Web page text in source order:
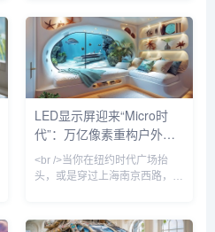
据，全球LED显示屏市场规模预
计达到120亿美元，同比增长
12%，其中中国市场占比超过
65%。但更值得关注的是，行业
竞争逻辑已发生根本性变化——
单纯依靠COB倒装封装和传统
SMD贴片打价格战的时代宣告
终结，取而代之的是Mini/Micro
LED显示屏迎来“Micro时
代”：万亿像素重构户外媒
体新生态
<br />当你在纽约时代广场抬
头，或是穿过上海南京西路，
肤”。2025年，随着Micro LED